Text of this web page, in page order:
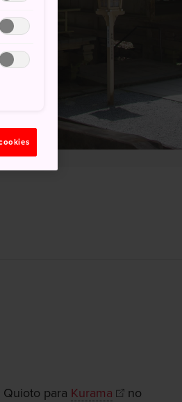
para Kurama
no